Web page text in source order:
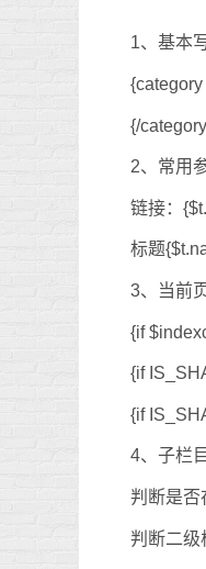
1、基本
{/
2、常用
链接：
标题
3、当前
{if
{if
{if
4、子栏目
判断是否
判断二级